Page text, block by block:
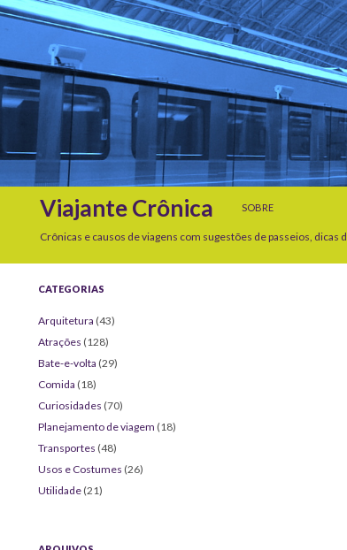
Viajante Crônica
SOBRE
Crônicas e causos de viagens com sugestões de passeios,
CATEGORIAS
Arquitetura (43)
Atrações (128)
Bate-e-volta (29)
Comida (18)
Curiosidades (70)
Planejamento de viagem (18)
Transportes (48)
Usos e Costumes (26)
Utilidade (21)